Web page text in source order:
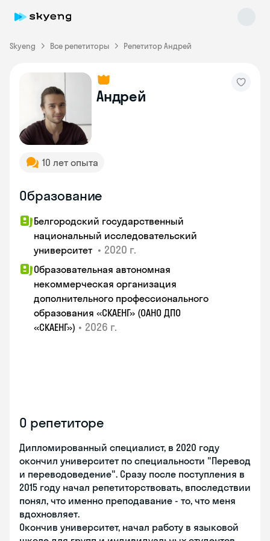
Skyeng Все репетиторы Репетитор Андрей
Андрей
10 лет опыта
Образование
Белгородский государственный
национальный исследовательский
университет • 2020 г.
Образовательная автономная
некоммерческая организация
дополнительного профессионального
образования «СКАЕНГ» (ОАНО ДПО
«СКАЕНГ») • 2026 г.
О репетиторе
Дипломированный специалист, в 2020 году
окончил университет по специальности "Перевод
и переводоведение". Сразу после поступления в
2015 году начал репетиторствовать, впоследствии
понял, что именно преподавание - то, что меня
вдохновляет.
Окончив университет, начал работу в языковой
Skyeng Chat
online